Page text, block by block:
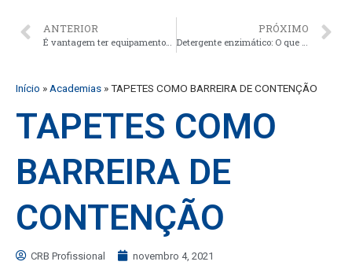
ANTERIOR PRÓXIMO
Início » Academias »TAPETES COMO BARREIRA DE CONTENÇÃO
TAPETES COMO
BARREIRA DE
CONTENÇÃO
CRB Profissional novembro 4, 2021